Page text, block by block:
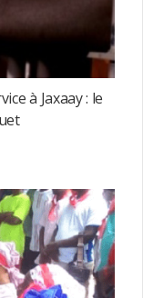
à Jaxaay : le